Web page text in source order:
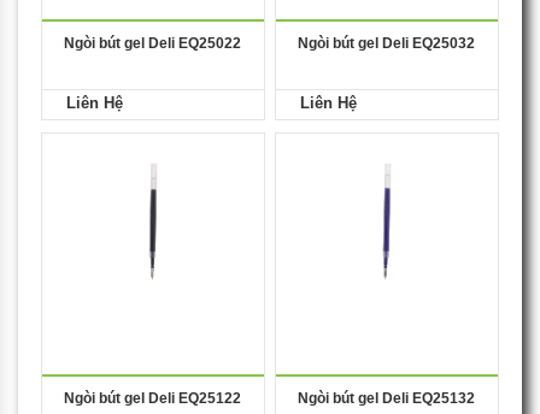
Ngòi bút gel Deli EQ25022
Liên Hệ
Ngòi bút gel Deli EQ25032
Liên Hệ
Ngòi bút gel Deli EQ25122 Ngòi bút gel Deli EQ25132